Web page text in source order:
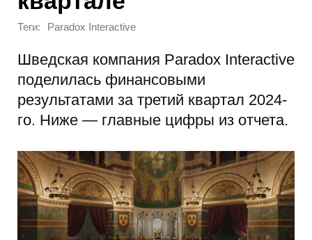
Теги: Paradox Interactive
Шведская компания Paradox Interactive
поделилась финансовыми
результатами за третий квартал 2024-
го. Ниже — главные цифры из отчета.